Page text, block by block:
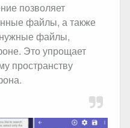
позволяет
файлы, а также
файлы,
Это упрощает
пространству